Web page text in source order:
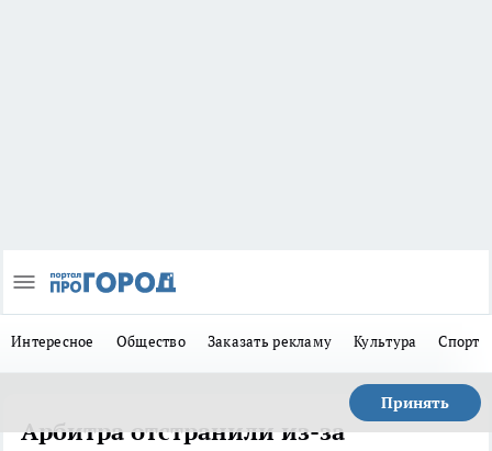
Интересное Общество Заказать рекламу Культура Спорт
Принять
Арбитра отстранили из-за